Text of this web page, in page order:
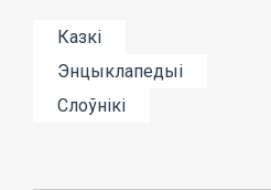
Казкі
Энцыклапедыі
Слоўнікі